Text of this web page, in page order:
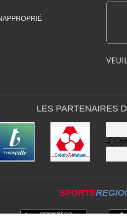
LES PARTENAIRES
SPORTS